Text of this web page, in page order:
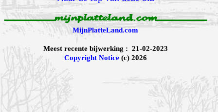
MijnPlatteLand.com
Meest recente bijwerking : 21-02-2023
Copyright Notice(c) 2026